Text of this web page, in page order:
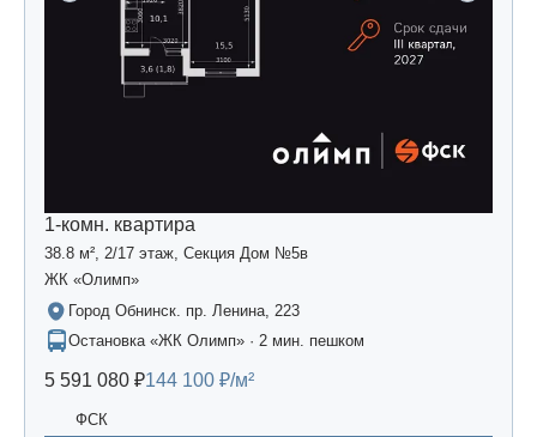
1-комн. квартира
38.8 м², 2/17 этаж, Секция Дом №5в
ЖК «Олимп»
Город Обнинск. пр. Ленина, 223
Остановка «ЖК Олимп» · 2 мин. пешком
5 591 080 ₽144 100 ₽/м²
ФСК